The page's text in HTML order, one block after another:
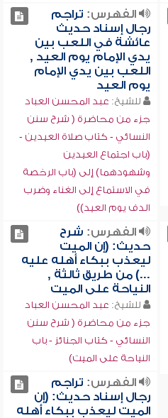
الفهرس: تراجم
رجال إسناد حديث
عائشة في اللعب بين
يدي الإمام يوم العيد ,
اللعب بين يدي الإمام
يوم العيد
للشيخ: عبد المحسن العباد
جزء من محاضرة ( شرح سنن
النسائي - كتاب صلاة العيدين -
(باب اجتماع العيدين
وشهودهما) إلى (باب الرخصة
في الاستماع إلى الغناء وضرب
الدف يوم العيد))
الفهرس: شرح
حديث: (إن الميت
ليعذب ببكاء أهله عليه
...) من طريق ثالثة ,
النياحة على الميت
للشيخ: عبد المحسن العباد
جزء من محاضرة ( شرح سنن
النسائي - كتاب الجنائز - باب
النياحة على الميت)
الفهرس: تراجم
رجال إسناد حديث: (إن
الميت ليعذب ببكاء أهله